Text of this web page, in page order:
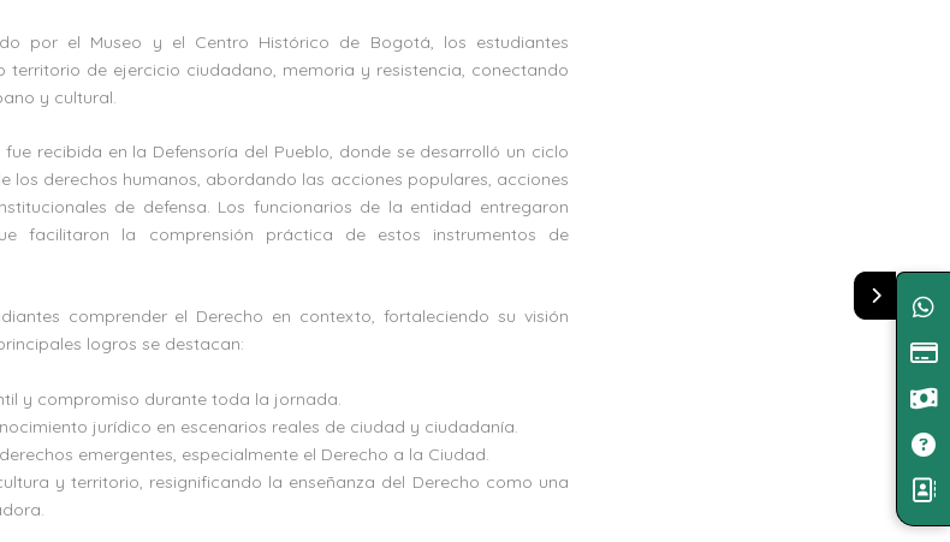
por el Museo y el Centro Histórico de Bogotá, los estudiantes
territorio de ejercicio ciudadano, memoria y resistencia, conectando
y cultural.
recibida en la Defensoría del Pueblo, donde se desarrolló un ciclo
los derechos humanos, abordando las acciones populares, acciones
de defensa. Los funcionarios de la entidad entregaron
facilitaron la comprensión práctica de estos instrumentos de
comprender el Derecho en contexto, fortaleciendo su visión
logros se destacan:
y compromiso durante toda la jornada.
jurídico en escenarios reales de ciudad y ciudadanía.
emergentes, especialmente el Derecho a la Ciudad.
y territorio, resignificando la enseñanza del Derecho como una